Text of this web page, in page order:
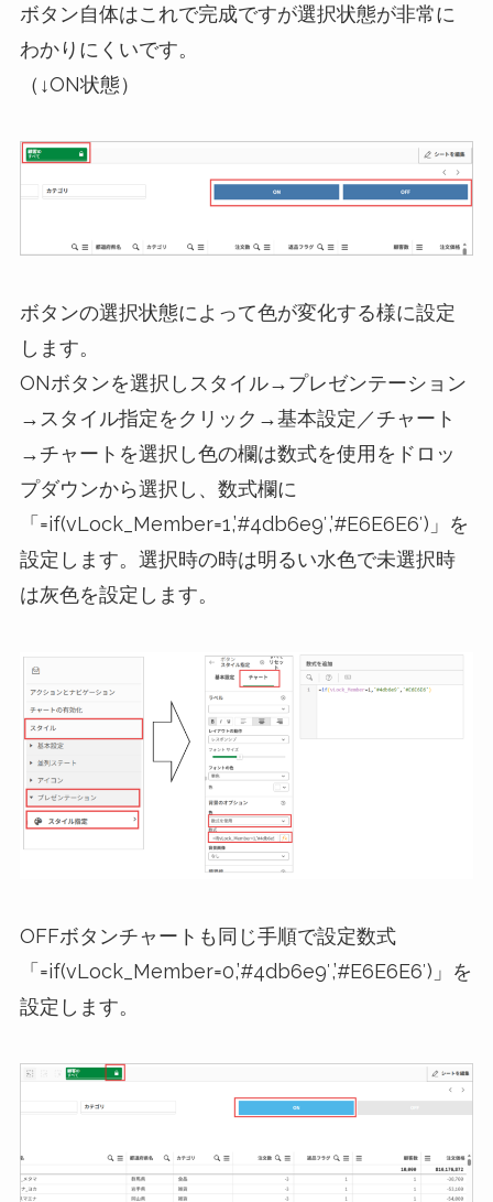
ボタン自体はこれで完成ですが選択状態が非常に
わかりにくいです。
（↓ON状態）
ボタンの選択状態によって色が変化する様に設定
します。
ONボタンを選択しスタイル→プレゼンテーション
→スタイル指定をクリック→基本設定／チャート
→チャートを選択し色の欄は数式を使用をドロッ
プダウンから選択し、数式欄に
「=if(vLock_Member=1,’#4db6e9′,’#E6E6E6′)」を
設定します。選択時の時は明るい水色で未選択時
は灰色を設定します。
OFFボタンチャートも同じ手順で設定数式
「=if(vLock_Member=0,’#4db6e9′,’#E6E6E6′)」を
設定します。